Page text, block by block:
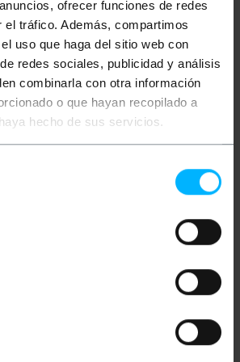
ofrecer funciones de redes
el tráfico. Además, compartimos
uso que haga del sitio web con
redes sociales, publicidad y análisis
combinarla con otra información
o que hayan recopilado a
hecho de sus servicios.
para IP40 embutido em metal
em linha. A caixa de distribuição
Projetado para ser instalado
de metal com proteção
com o padrão IEC60670-24.
máxima: 100A.
35x7mm para fixação dos módulos.
para proteção dos módulos.
com fixação por parafusos.